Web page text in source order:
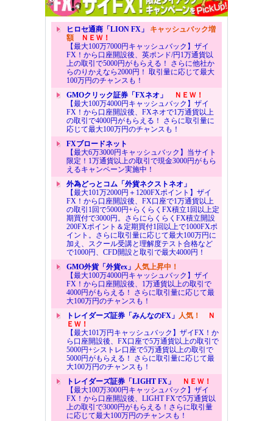
ヒロセ通商「LION FX」 キャッシュバック増
額ＮＥＷ！
【最大100万7000円キャッシュバック】ザイ
FX！から口座開設後、英ポンド/円1万通貨以
上の取引で5000円がもらえる！ さらに他社か
らのりかえなら2000円！ 取引量に応じて最大
100万円のチャンスも！
GMOクリック証券「FXネオ」
ＮＥＷ！
【最大100万4000円キャッシュバック】ザイ
FX！から口座開設後、FXネオで1万通貨以上
の取引で4000円がもらえる！ さらに取引量に
応じて最大100万円のチャンスも！
FXブロードネット
【最大6万3000円キャッシュバック】当サイト
限定！1万通貨以上の取引で現金3000円がもら
えるキャンペーン実施中！
外為どっとコム「外貨ネクストネオ」
【最大101万2000円＋1200FXポイント】ザイ
FX！から口座開設後、FX口座で1万通貨以上
の取引1回で5000円+らくらくFX積立1回以上定
期買付で3000円。さらにらくらくFX積立開設
200FXポイント＆定期買付1回以上で1000FXポ
イント。さらに取引量に応じて最大100万円に
加え、スクール受講と理解度テスト合格など
で1000円、CFD開設と取引で最大4000円！
GMO外貨「外貨ex」 人気上昇中！
【最大100万4000円キャッシュバック】ザイ
FX！から口座開設後、1万通貨以上の取引で
4000円がもらえる！ さらに取引量に応じて最
大100万円のチャンスも！
トレイダーズ証券「みんなのFX」 人気！
Ｎ
ＥＷ！
【最大101万円キャッシュバック】ザイFX！か
ら口座開設後、FX口座で5万通貨以上の取引で
5000円+シストレ口座で5万通貨以上の取引で
5000円がもらえる！ さらに取引量に応じて最
大100万円のチャンスも！
トレイダーズ証券「LIGHT FX」
ＮＥＷ！
【最大100万3000円キャッシュバック】ザイ
FX！から口座開設後、LIGHT FXで5万通貨以
上の取引で3000円がもらえる！さらに取引量
に応じて最大100万円のチャンスも！